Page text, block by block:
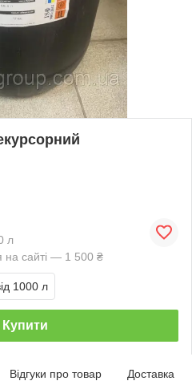
л
на сайті — 1 500 ₴
1000 л
Купити
Відгуки про товар Доставка